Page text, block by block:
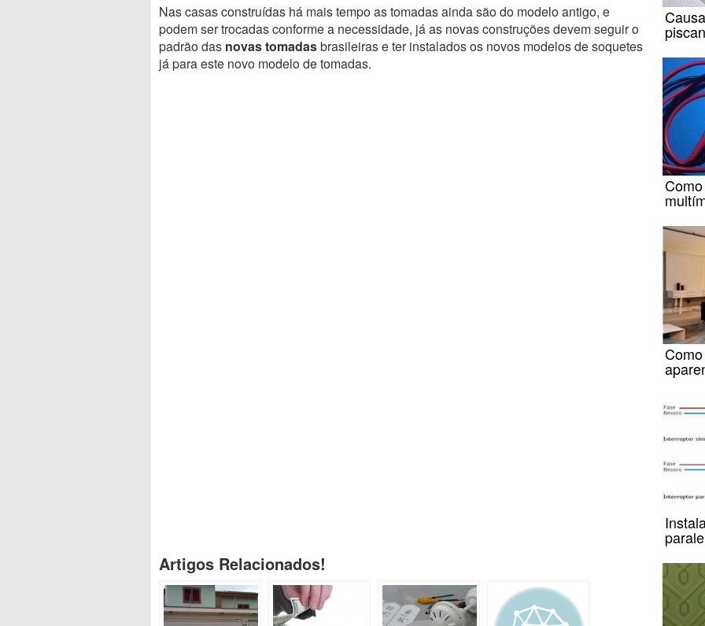
Nas casas construídas há mais tempo as tomadas ainda são do modelo antigo, e
podem ser trocadas conforme a necessidade, já as novas construções devem seguir o
padrão das novas tomadasbrasileiras e ter instalados os novos modelos de soquetes
já para este novo modelo de tomadas.
Artigos Relacionados!